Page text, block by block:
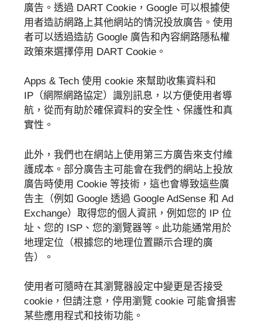
廣告。透過 DART Cookie，Google 可以根據使
用者造訪網路上其他網站的情況投放廣告。使用
者可以透過造訪 Google 廣告和內容網路隱私權
政策來選擇停用 DART Cookie。
Apps & Tech 使用 cookie 來幫助收集資料和
IP（網際網路協定）識別訊息，以方便使用者導
航，從而有助於確保資料的安全性、保護性和真
實性。
此外，我們也在網站上使用第三方廣告來支付維
護成本。部分廣告主可能會在我們的網站上投放
廣告時使用 Cookie 等技術，這也會導致這些廣
告主（例如 Google 透過 Google AdSense 和 Ad
Exchange）取得您的個人資訊，例如您的 IP 位
址、您的 ISP、您的瀏覽器等。此功能通常用於
地理定位（根據您的地理位置顯示合理的廣
告）。
使用者可隨時在其瀏覽器設定中變更是否接受
cookie，但請注意，停用瀏覽 cookie 可能會損害
某些應用程式和技術功能。